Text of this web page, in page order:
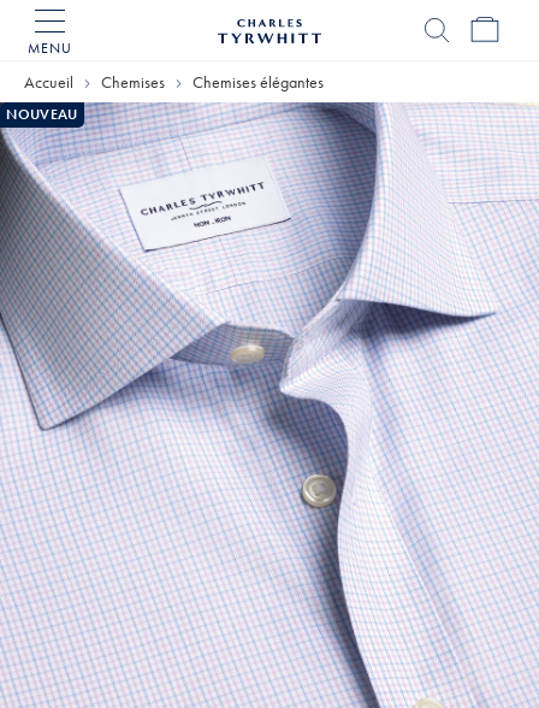
MENU
Tyrwhitt
Accueil Chemises Chemises élégantes
NOUVEAU